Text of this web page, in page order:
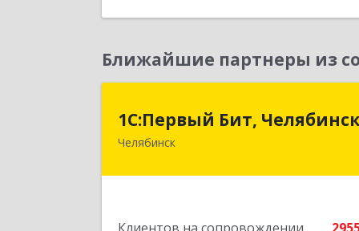
Ближайшие партнеры из
1С:Первый Бит, Челябинск
Челябинск
1С:Первый Бит, Челябинск
454084, Челябинская обл, Челябинск г,